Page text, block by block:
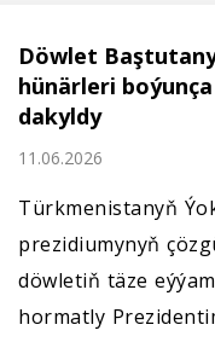
Döwlet
hünärleri
dakyldy
11.06.2026
Türkmenistanyň
prezidiumynyň
döwletiň täze
hormatly